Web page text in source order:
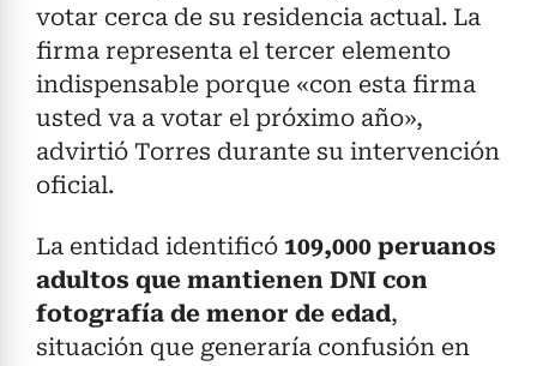
votar cerca de su residencia actual. La
firma representa el tercer elemento
indispensable porque «con esta firma
usted va a votar el próximo año»,
advirtió Torres durante su intervención
oficial.
La entidad identificó 109,000 peruanos
adultos que mantienen DNI con
fotografía de menor de edad,
situación que generaría confusión en